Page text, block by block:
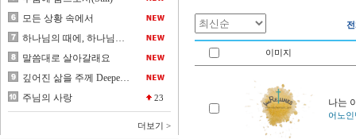
이미지
나는
어노